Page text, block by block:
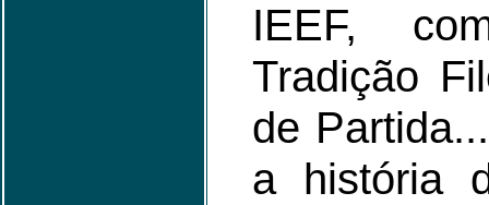
IEEF,
Tradição
de
a história